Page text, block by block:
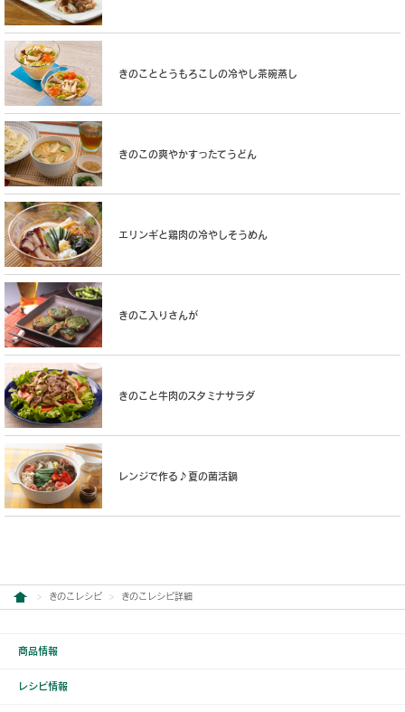
きのこととうもろこしの冷やし茶碗蒸し
きのこの爽やかすったてうどん
エリンギと鶏肉の冷やしそうめん
きのこ入りさんが
きのこと牛肉のスタミナサラダ
レンジで作る♪夏の菌活鍋
きのこレシピ きのこレシピ詳細
商品情報
レシピ情報